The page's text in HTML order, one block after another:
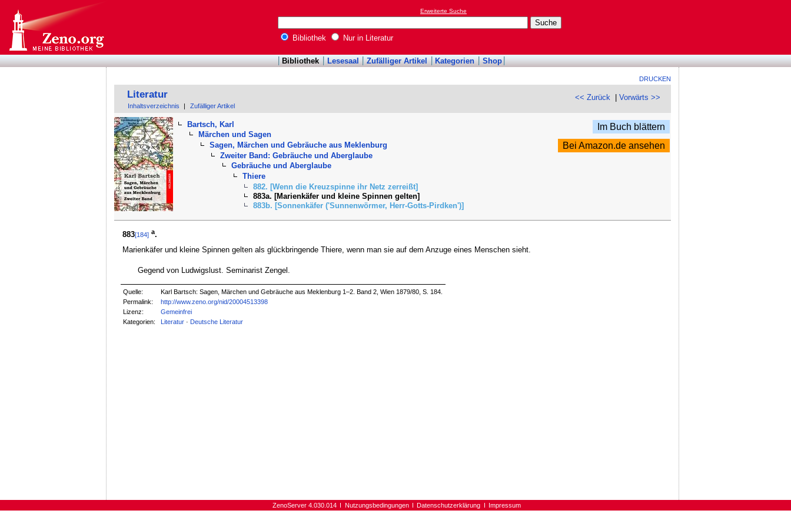
Erweiterte Suche
Bibliothek Nur in Literatur
Bibliothek Lesesaal Zufälliger Artikel Kategorien Shop
DRUCKEN
<< Zurück |Vorwärts >>
Literatur
Inhaltsverzeichnis Zufälliger Artikel
Bartsch, Karl
Märchen und Sagen
Sagen, Märchen und Gebräuche aus Meklenburg
Zweiter Band: Gebräuche und Aberglaube
Gebräuche und Aberglaube
Thiere
882. [Wenn die Kreuzspinne ihr Netz zerreißt]
883a. [Marienkäfer und kleine Spinnen gelten]
883b. [Sonnenkäfer ('Sunnenwörmer, Herr-Gotts-Pirdken')]
Im Buch blättern
Bei Amazon.de ansehen
883[184] a.
Marienkäfer und kleine Spinnen gelten als glückbringende Thiere, wenn man sie auf dem Anzuge eines Menschen sieht.
Gegend von Ludwigslust. Seminarist Zengel.
Quelle:
Karl Bartsch: Sagen, Märchen und Gebräuche aus Meklenburg 1–2. Band 2, Wien 1879/80, S. 184.
Permalink:
http://www.zeno.org/nid/20004513398
Lizenz:
Gemeinfrei
Kategorien:
Literatur · Deutsche Literatur
ZenoServer 4.030.014 Nutzungsbedingungen Datenschutzerklärung Impressum